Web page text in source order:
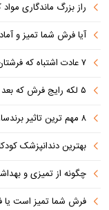
راز بزرگ ماندگاری
آیا فرش شما تمیز و
۷ عادت اشتباه که فرشتان را کثیف می کند
۵ لکه رایج فرش که بعد از مهمانی ایجاد می شوند (+روش تمیز کردن)
۸ مهم ترین تاثیر برندسازی در موفقیت کسب‌وکارهای نوپا
بهترین دندانپزشک کودکان
چگونه از تمیزی و
فرش شما تمیز است یا